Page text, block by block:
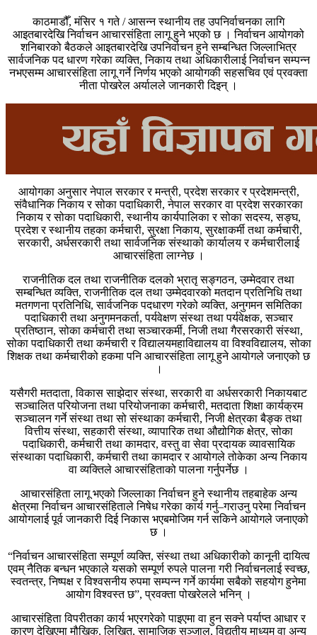
काठमाडौँ, मंसिर १ गते / आसन्न स्थानीय तह उपनिर्वाचनका लागि
आइतबारदेखि निर्वाचन आचारसंहिता लागू हुने भएको छ । निर्वाचन आयोगको
शनिबारको बैठकले आइतबारदेखि उपनिर्वाचन हुने सम्बन्धित जिल्लाभित्र
सार्वजनिक पद धारण गरेका व्यक्ति, निकाय तथा अधिकारीलाई निर्वाचन सम्पन्न
नभएसम्म आचारसंहिता लागू गर्ने निर्णय भएको आयोगकी सहसचिव एवं प्रवक्ता
नीता पोखरेल अर्यालले जानकारी दिइन् ।
आयोगका अनुसार नेपाल सरकार र मन्त्री, प्रदेश सरकार र प्रदेशमन्त्री,
संवैधानिक निकाय र सोका पदाधिकारी, नेपाल सरकार वा प्रदेश सरकारका
निकाय र सोका पदाधिकारी, स्थानीय कार्यपालिका र सोका सदस्य, सङ्घ,
प्रदेश र स्थानीय तहका कर्मचारी, सुरक्षा निकाय, सुरक्षाकर्मी तथा कर्मचारी,
सरकारी, अर्धसरकारी तथा सार्वजनिक संस्थाको कार्यालय र कर्मचारीलाई
आचारसंहिता लाग्नेछ ।
राजनीतिक दल तथा राजनीतिक दलको भ्रातृ सङ्गठन, उम्मेदवार तथा
सम्बन्धित व्यक्ति, राजनीतिक दल तथा उम्मेदवारको मतदान प्रतिनिधि तथा
मतगणना प्रतिनिधि, सार्वजनिक पदधारण गरेको व्यक्ति, अनुगमन समितिका
पदाधिकारी तथा अनुगमनकर्ता, पर्यवेक्षण संस्था तथा पर्यवेक्षक, सञ्चार
प्रतिष्ठान, सोका कर्मचारी तथा सञ्चारकर्मी, निजी तथा गैरसरकारी संस्था,
सोका पदाधिकारी तथा कर्मचारी र विद्यालयमहाविद्यालय वा विश्वविद्यालय, सोका
शिक्षक तथा कर्मचारीको हकमा पनि आचारसंहिता लागू हुने आयोगले जनाएको छ
।
यसैगरी मतदाता, विकास साझेदार संस्था, सरकारी वा अर्धसरकारी निकायबाट
सञ्चालित परियोजना तथा परियोजनाका कर्मचारी, मतदाता शिक्षा कार्यक्रम
सञ्चालन गर्ने संस्था तथा सो संस्थाका कर्मचारी, निजी क्षेत्रका बैङ्क तथा
वित्तीय संस्था, सहकारी संस्था, व्यापारिक तथा औद्योगिक क्षेत्र, सोका
पदाधिकारी, कर्मचारी तथा कामदार, वस्तु वा सेवा प्रदायक व्यावसायिक
संस्थाका पदाधिकारी, कर्मचारी तथा कामदार र आयोगले तोकेका अन्य निकाय
वा व्यक्तिले आचारसंहिताको पालना गर्नुपर्नेछ ।
आचारसंहिता लागू भएको जिल्लाका निर्वाचन हुने स्थानीय तहबाहेक अन्य
क्षेत्रमा निर्वाचन आचारसंहिताले निषेध गरेका कार्य गर्नु–गराउनु परेमा निर्वाचन
आयोगलाई पूर्व जानकारी दिई निकास भएबमोजिम गर्न सकिने आयोगले जनाएको
छ ।
“निर्वाचन आचारसंहिता सम्पूर्ण व्यक्ति, संस्था तथा अधिकारीको कानूनी दायित्व
एवम् नैतिक बन्धन भएकाले यसको सम्पूर्ण रुपले पालना गरी निर्वाचनलाई स्वच्छ,
स्वतन्त्र, निष्पक्ष र विश्वसनीय रुपमा सम्पन्न गर्ने कार्यमा सबैको सहयोग हुनेमा
आयोग विश्वस्त छ”, प्रवक्ता पोखरेलले भनिन् ।
आचारसंहिता विपरीतका कार्य भएरगरेको पाइएमा वा हुन सक्ने पर्याप्त आधार र
कारण देखिएमा मौखिक, लिखित, सामाजिक सञ्जाल, विद्युतीय माध्यम वा अन्य